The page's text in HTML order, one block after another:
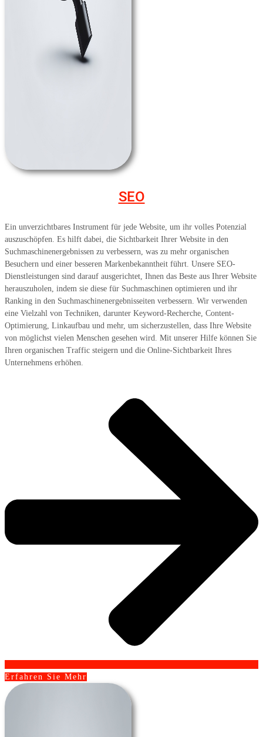
SEO
Ein unverzichtbares Instrument für jede Website, um ihr volles Potenzial
auszuschöpfen. Es hilft dabei, die Sichtbarkeit Ihrer Website in den
Suchmaschinenergebnissen zu verbessern, was zu mehr organischen
Besuchern und einer besseren Markenbekanntheit führt. Unsere SEO-
Dienstleistungen sind darauf ausgerichtet, Ihnen das Beste aus Ihrer Website
herauszuholen, indem sie diese für Suchmaschinen optimieren und ihr
Ranking in den Suchmaschinenergebnisseiten verbessern. Wir verwenden
eine Vielzahl von Techniken, darunter Keyword-Recherche, Content-
Optimierung, Linkaufbau und mehr, um sicherzustellen, dass Ihre Website
von möglichst vielen Menschen gesehen wird. Mit unserer Hilfe können Sie
Ihren organischen Traffic steigern und die Online-Sichtbarkeit Ihres
Unternehmens erhöhen.
Erfahren Sie Mehr